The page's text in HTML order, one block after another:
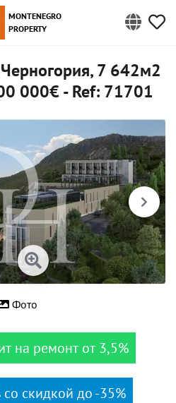
MONTENEGRO
PROPERTY
7 642м2
000€ - Ref: 71701
Фото
на ремонт от 3,5%
скидкой до -35%